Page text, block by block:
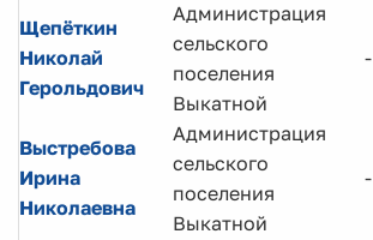
Щепёткин
Николай
Герольдович
Администрация
сельского
поселения
Выкатной
-
Выстребова
Ирина
Николаевна
Администрация
сельского
поселения
Выкатной
-